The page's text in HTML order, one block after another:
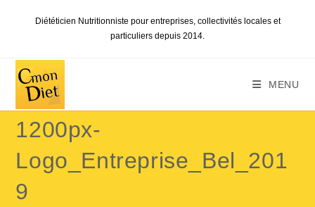
Diététicien Nutritionniste pour entreprises, collectivités locales et
particuliers depuis 2014.
MENU
1200px-
Logo_Entreprise_Bel_201
9